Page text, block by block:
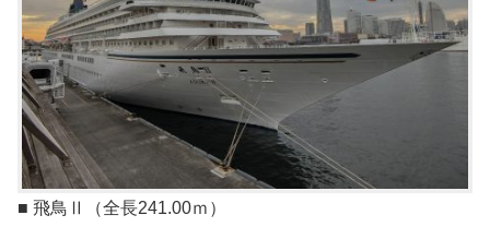
■ 飛鳥Ⅱ（全⻑241.00ｍ）